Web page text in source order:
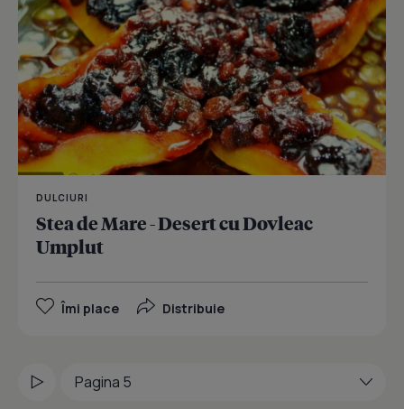
DULCIURI
Stea de Mare - Desert cu Dovleac
Umplut
Îmi place Distribuie